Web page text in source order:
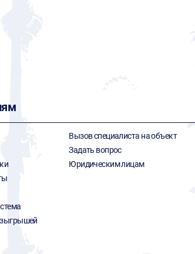
Вызов специалиста на объект
Задать вопрос
Юридическим лицам